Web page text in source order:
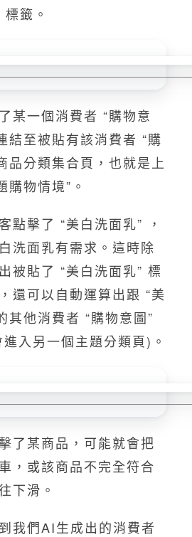
籤。
某一個消費者 “購物意
結至被貼有該消費者 “購
品分類集合頁，也就是上
購物情境”。
點擊了 “美白洗面乳” ，
洗面乳有需求。這時除
被貼了 “美白洗面乳” 標
還可以自動運算出跟 “美
其他消費者 “購物意圖”
入另一個主題分類頁)。
了某商品，可能就會把
，或該商品不完全符合
下滑。
我們AI生成出的消費者